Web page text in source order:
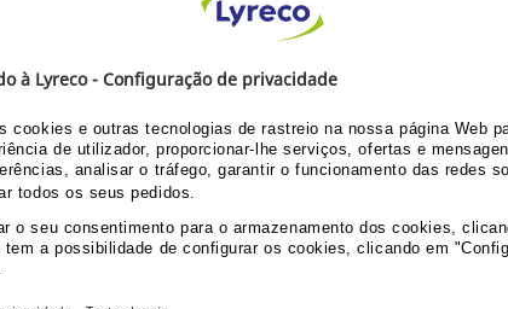
selection
adesivas
de visita Djois
Sustainable selection
Plataforma com rodas
Euroroller para caixas Tayg